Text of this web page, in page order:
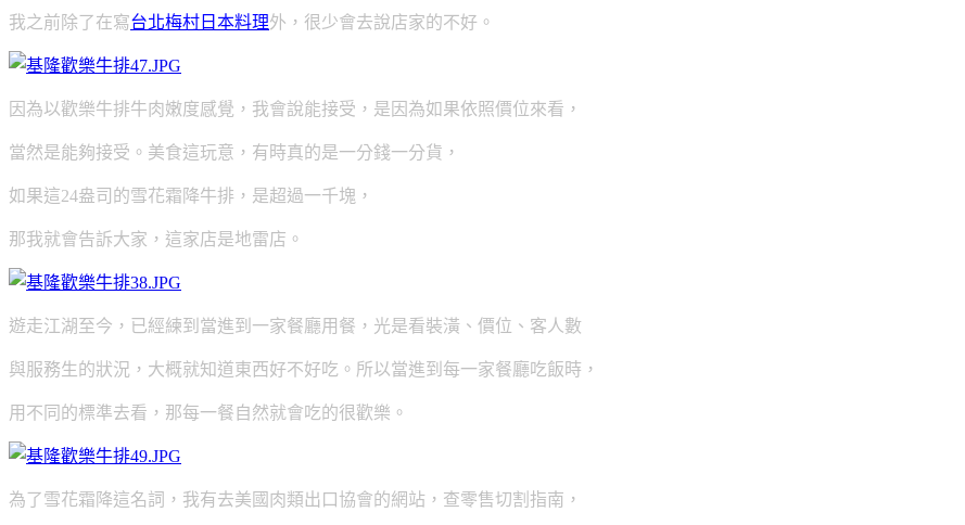
我之前除了在寫台北梅村日本料理外，很少會去說店家的不好。
因為以歡樂牛排牛肉嫩度感覺，我會說能接受，是因為如果依照價位來看，
當然是能夠接受。美食這玩意，有時真的是一分錢一分貨，
如果這24盎司的雪花霜降牛排，是超過一千塊，
那我就會告訴大家，這家店是地雷店。
遊走江湖至今，已經練到當進到一家餐廳用餐，光是看裝潢、價位、 客人數
與服務生的狀況，大概就知道東西好不好吃。 所以當進到每一家餐廳吃飯時，
用不同的標準去看，那每一餐自然就會吃的很歡樂。
為了雪花霜降這名詞，我有去美國肉類出口協會的網站，查零售切割指南，